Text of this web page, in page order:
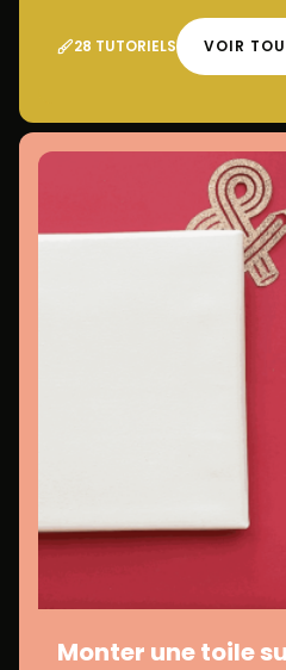
28 TUTORIELS VOIR
Monter une toile